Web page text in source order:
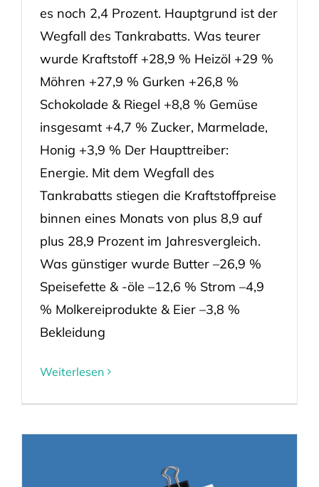
es noch 2,4 Prozent. Hauptgrund ist der
Wegfall des Tankrabatts. Was teurer
wurde Kraftstoff +28,9 % Heizöl +29 %
Möhren +27,9 % Gurken +26,8 %
Schokolade & Riegel +8,8 % Gemüse
insgesamt +4,7 % Zucker, Marmelade,
Honig +3,9 % Der Haupttreiber:
Energie. Mit dem Wegfall des
Tankrabatts stiegen die Kraftstoffpreise
binnen eines Monats von plus 8,9 auf
plus 28,9 Prozent im Jahresvergleich.
Was günstiger wurde Butter –26,9 %
Speisefette & -öle –12,6 % Strom –4,9
% Molkereiprodukte & Eier –3,8 %
Bekleidung
Weiterlesen